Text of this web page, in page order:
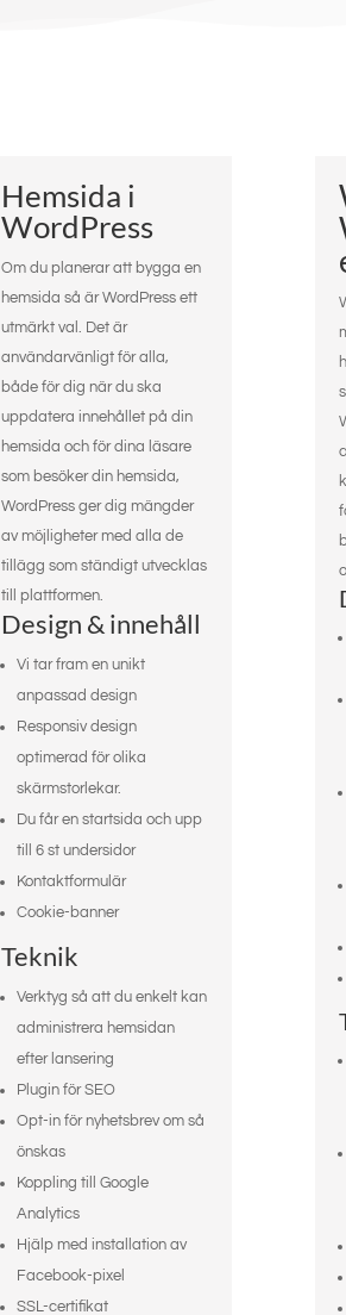
Hemsida i
WordPress
Om du planerar att bygga en
hemsida så är WordPress ett
utmärkt val. Det är
användarvänligt för alla,
både för dig när du ska
uppdatera innehållet på din
hemsida och för dina läsare
som besöker din hemsida,
WordPress ger dig mängder
av möjligheter med alla de
tillägg som ständigt utvecklas
till plattformen.
Design & innehåll
Vi tar fram en unikt
anpassad design
Responsiv design
optimerad för olika
skärmstorlekar.
Du får en startsida och upp
till 6 st undersidor
Kontaktformulär
Cookie-banner
Teknik
Verktyg så att du enkelt kan
administrera hemsidan
efter lansering
Plugin för SEO
Opt-in för nyhetsbrev om så
önskas
Koppling till Google
Analytics
Hjälp med installation av
Facebook-pixel
SSL-certifikat